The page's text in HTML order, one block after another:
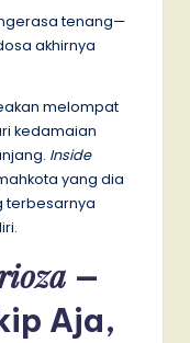
tenang—
akhirnya
melompat
kedamaian
Inside
yang dia
terbesarnya
—
Aja,